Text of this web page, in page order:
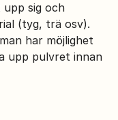
sig och
(tyg, trä osv).
har möjlighet
upp pulvret innan